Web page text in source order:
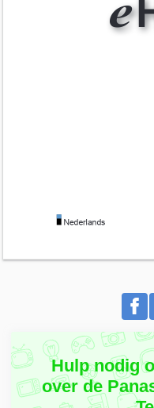
Hulp nodig
over de